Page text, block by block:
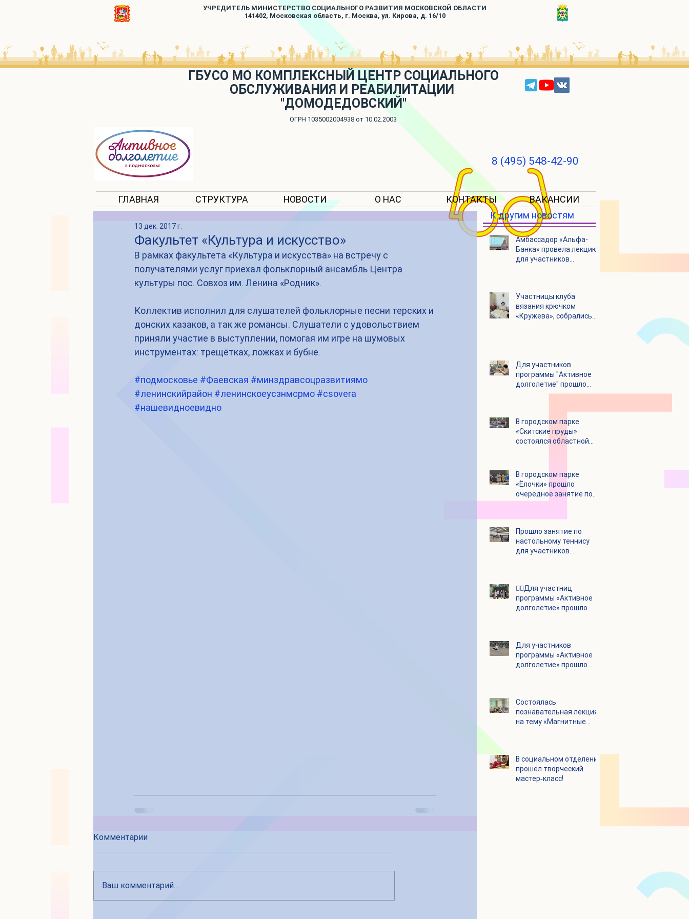
УЧРЕДИТЕЛЬ МИНИСТЕРСТВО СОЦИАЛЬНОГО РАЗВИТИЯ МОСКОВСКОЙ ОБЛАСТИ
141402, Московская область, г. Москва, ул. Кирова, д. 16/10
ГБУСО МО КОМПЛЕКСНЫЙ ЦЕНТР СОЦИАЛЬНОГО
ОБСЛУЖИВАНИЯ И РЕАБИЛИТАЦИИ
"ДОМОДЕДОВСКИЙ"
ОГРН 1035002004938 от 10.02.2003
8 (495) 548-42-90
ГЛАВНАЯ СТРУКТУРА НОВОСТИ О НАС КОНТАКТЫ ВАКАНСИИ
Факультет «Культура и искусство»
13 дек. 2017 г.
В рамках факультета «Культура и искусства» на встречу с
получателями услуг приехал фольклорный ансамбль Центра
культуры пос. Совхоз им. Ленина «Родник».
Коллектив исполнил для слушателей фольклорные песни терских и
донских казаков, а так же романсы. Слушатели с удовольствием
приняли участие в выступлении, помогая им игре на шумовых
инструментах: трещётках, ложках и бубне.
#подмосковье #Фаевская #минздравсоцразвитиямо
#ленинскийрайон #ленинскоеусзнмсрмо #csovera
#нашевидноевидно
Комментарии
Ваш комментарий...
К другим новостям
Амбассадор «Альфа-
Банка» провела лекцию
для участников
Участницы клуба
вязания крючком
«Кружева», собрались
Для участников
программы "Активное
долголетие" прошло
увлекательное
современными
настольными играми
В городском парке
«Скитские пруды»
состоялся областной
В городском парке
«Ёлочки» прошло
очередное занятие по
историко-бытовым
Прошло занятие по
настольному теннису
для участников
👯‍♀️Для участниц
программы «Активное
долголетие» прошло
Для участников
программы «Активное
долголетие» прошло
Состоялась
познавательная лекция
на тему «Магнитные
В социальном отделении
прошёл творческий
мастер‑класс!